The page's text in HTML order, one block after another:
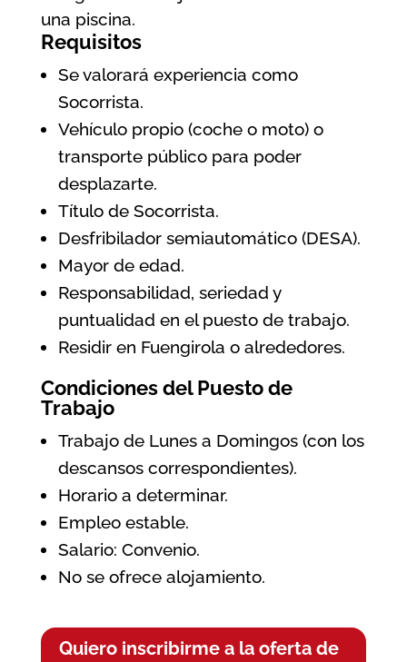
una piscina.
Requisitos
Se valorará experiencia como
Socorrista.
Vehículo propio (coche o moto) o
transporte público para poder
desplazarte.
Título de Socorrista.
Desfribilador semiautomático (DESA).
Mayor de edad.
Responsabilidad, seriedad y
puntualidad en el puesto de trabajo.
Residir en Fuengirola o alrededores.
Condiciones del Puesto de
Trabajo
Trabajo de Lunes a Domingos (con los
descansos correspondientes).
Horario a determinar.
Empleo estable.
Salario: Convenio.
No se ofrece alojamiento.
Quiero inscribirme a la oferta de